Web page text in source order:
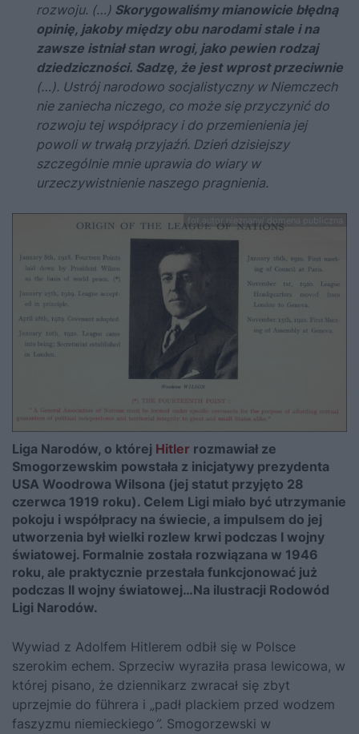
rozwoju. (…) Skorygowaliśmy mianowicie błędną
opinię, jakoby między obu narodami stale i na
zawsze istniał stan wrogi, jako pewien rodzaj
dziedziczności. Sadzę, że jest wprost przeciwnie
(…). Ustrój narodowo socjalistyczny w Niemczech
nie zaniecha niczego, co może się przyczynić do
rozwoju tej współpracy i do przemienienia jej
powoli w trwałą przyjaźń. Dzień dzisiejszy
szczególnie mnie uprawia do wiary w
urzeczywistnienie naszego pragnienia.
fot.autor nieznany/ domena publiczna
Liga Narodów, o której Hitler rozmawiał ze
Smogorzewskim powstała z inicjatywy prezydenta
USA Woodrowa Wilsona (jej statut przyjęto 28
czerwca 1919 roku). Celem Ligi miało być utrzymanie
pokoju i współpracy na świecie, a impulsem do jej
utworzenia był wielki rozlew krwi podczas I wojny
światowej. Formalnie została rozwiązana w 1946
roku, ale praktycznie przestała funkcjonować już
podczas II wojny światowej…Na ilustracji Rodowód
Ligi Narodów.
Wywiad z Adolfem Hitlerem odbił się w Polsce
szerokim echem. Sprzeciw wyraziła prasa lewicowa, w
której pisano, że dziennikarz zwracał się zbyt
uprzejmie do führera i „padł plackiem przed wodzem
faszyzmu niemieckiego ”. Smogorzewski w